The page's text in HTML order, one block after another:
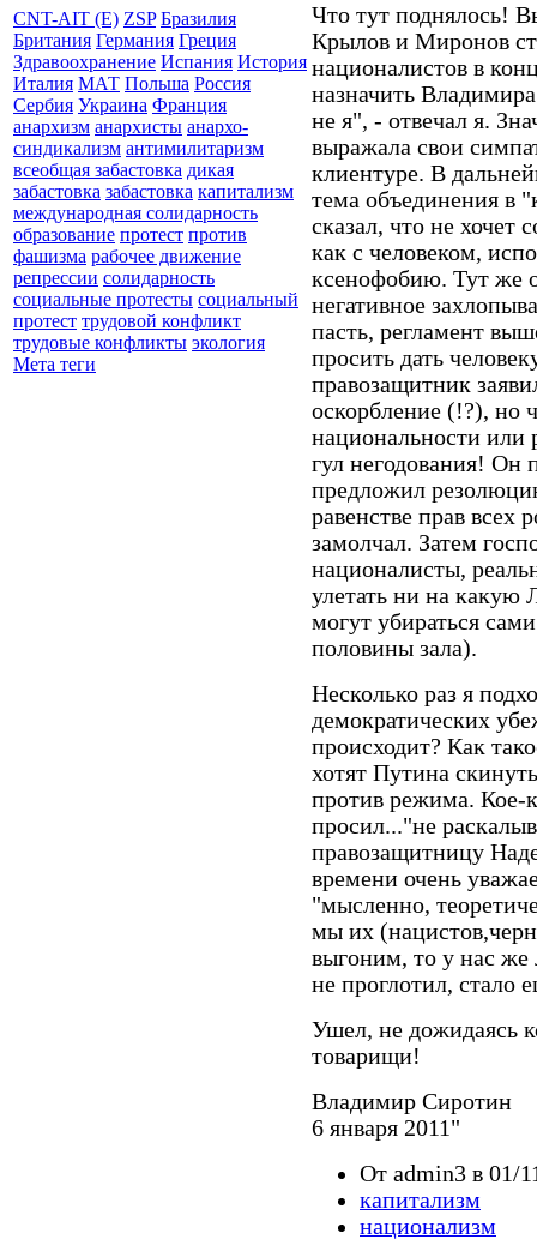
CNT-AIT (E) ZSP Бразилия
Британия Германия Греция
Здравоохранение Испания История
Италия МАТ Польша Россия
Сербия Украина Франция
анархизм анархисты анархо-
синдикализм антимилитаризм
всеобщая забастовка дикая
забастовка забастовка капитализм
международная солидарность
образование протест против
фашизма рабочее движение
репрессии солидарность
социальные протесты социальный
протест трудовой конфликт
трудовые конфликты экология
Мета теги
Что тут поднялось!
Крылов и Миронов
националистов в
назначить
не я", - отвечал я.
выражала свои
клиентуре. В
тема объединения в
сказал, что не хочет
как с человеком,
ксенофобию. Тут же
негативное
пасть, регламент
просить дать
правозащитник
оскорбление (!?), но
национальности или
гул негодования!
предложил
равенстве прав всех
замолчал. Затем
националисты,
улетать ни на какую
могут убираться
половины зала).
Несколько раз я
демократических
происходит? Как
хотят Путина
против режима. Кое-
просил..."не
правозащитницу
времени очень
"мысленно,
мы их
выгоним, то у нас
не проглотил, стало
Ушел, не дожидаясь
товарищи!
Владимир Сиротин
6 января 2011"
От admin3 в 01/
капитализм
национализм